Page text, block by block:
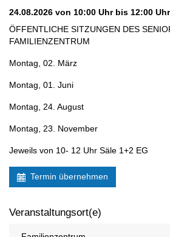
24.08.2026 von 10:00 Uhr bis 12:00 Uhr
ÖFFENTLICHE SITZUNGEN DES
FAMILIENZENTRUM
Montag, 02. März
Montag, 01. Juni
Montag, 24. August
Montag, 23. November
Jeweils von 10- 12 Uhr Säle 1+2 EG
Termin übernehmen
Veranstaltungsort(e)